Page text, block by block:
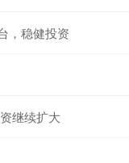
，稳健投资
继续扩大